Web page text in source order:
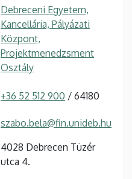
Debreceni Egyetem,
Kancellária, Pályázati
Központ,
Projektmenedzsment
Osztály
+36 52 512 900 / 64180
szabo.bela@fin.unideb.hu
4028 Debrecen Tüzér
utca 4.